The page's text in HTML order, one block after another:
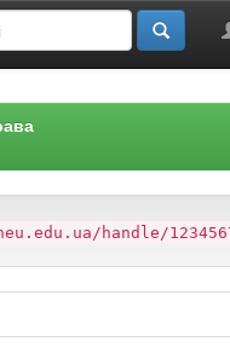
handle/